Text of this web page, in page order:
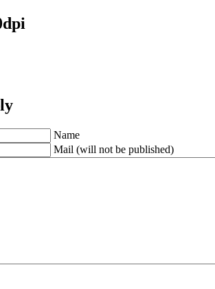
Name
Mail (will not be published)